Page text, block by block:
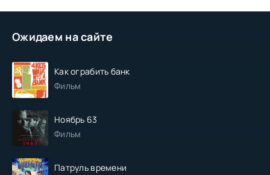
Ожидаем на сайте
Как ограбить банк
Фильм
Ноябрь 63
Фильм
Патруль времени